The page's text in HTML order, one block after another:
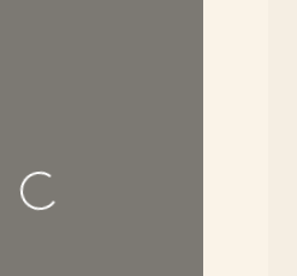
Wird geladen …